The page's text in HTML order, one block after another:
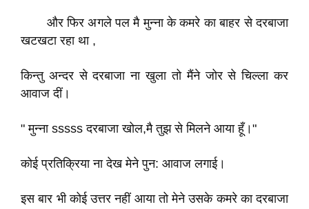
और फिर अगले पल मै मुन्ना के कमरे का बाहर से दरबाजा
खटखटा रहा था ,
किन्तु अन्दर से दरबाजा ना खुला तो मैंने जोर से चिल्ला कर
आवाज दीं।
" मुन्ना sssss दरबाजा खोल,मै तुझ से मिलने आया हूँ।"
कोई प्रतिक्रिया ना देख मेने पुन: आवाज लगाई।
इस बार भी कोई उत्तर नहीं आया तो मेने उसके कमरे का दरबाजा